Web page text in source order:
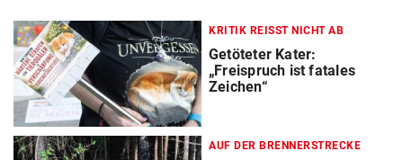
KRITIK REISST NICHT AB
Getöteter Kater:
„Freispruch ist fatales
Zeichen“
AUF DER BRENNERSTRECKE